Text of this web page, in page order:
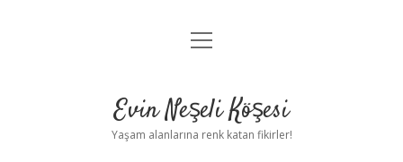
Anasayfa
Yasal Uyarı
menüyü
Evin Neşeli Köşesi
Yaşam alanlarına renk katan fikirler!